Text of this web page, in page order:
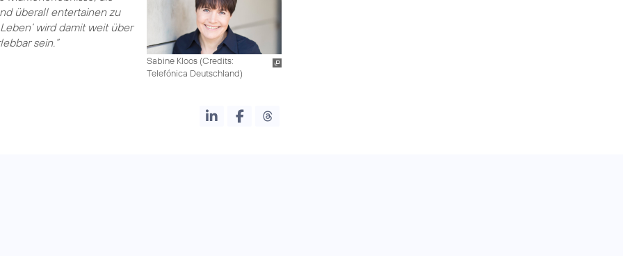
Sabine Kloos (Credits:
Telefónica Deutschland)
überall entertainen zu
wird damit weit über
sein.“